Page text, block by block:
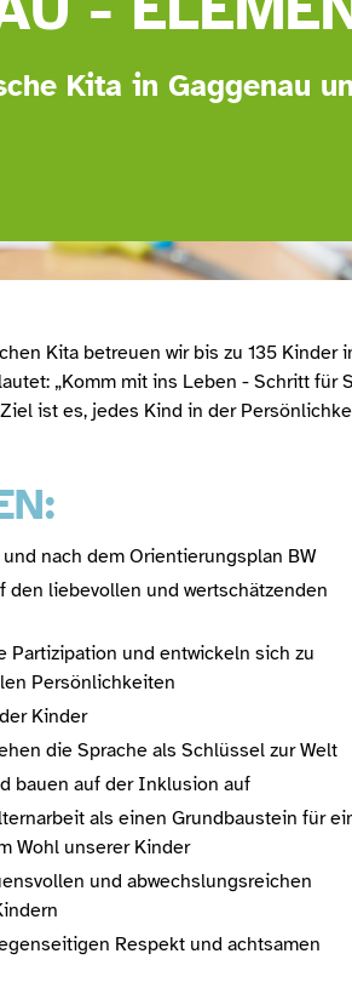
Kita in Gaggenau
Kita betreuen wir bis zu 135
„Komm mit ins Leben - Schritt
ist es, jedes Kind in der
nach dem Orientierungsplan BW
den liebevollen und wertschätzenden
und entwickeln sich zu
Persönlichkeiten
Kinder
die Sprache als Schlüssel zur Welt
bauen auf der Inklusion auf
als einen Grundbaustein für
Wohl unserer Kinder
und abwechslungsreichen
Respekt und achtsamen